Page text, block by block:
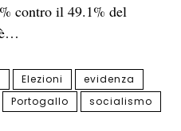
contro il 49.1% del
Elezioni
evidenza
Portogallo socialismo